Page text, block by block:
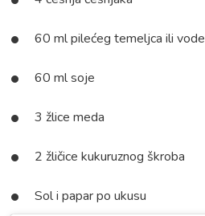
60 ml pilećeg temeljca ili vode
60 ml soje
3 žlice meda
2 žličice kukuruznog škroba
Sol i papar po ukusu